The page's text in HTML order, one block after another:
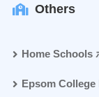
Others
Home Schools
Epsom College